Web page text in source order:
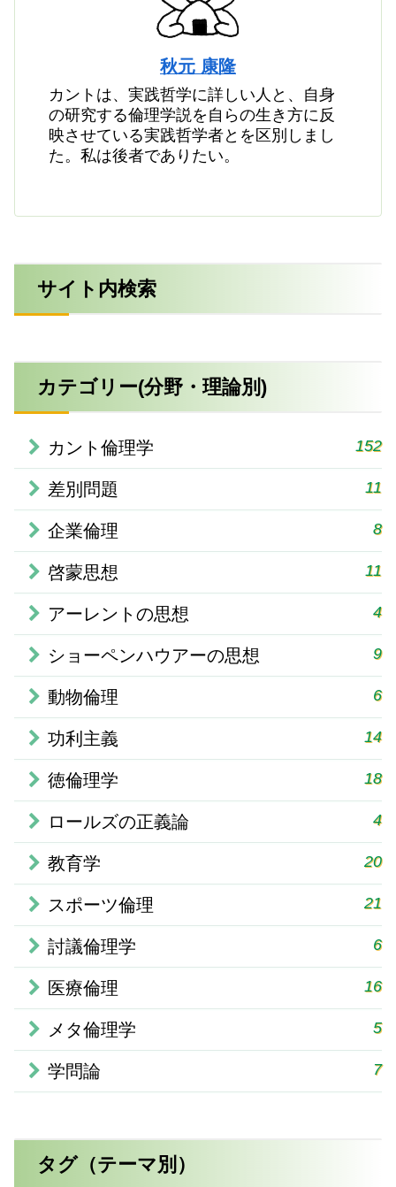
秋元 康隆
カントは、実践哲学に詳しい人と、自身
の研究する倫理学説を自らの生き方に反
映させている実践哲学者とを区別しまし
た。私は後者でありたい。
サイト内検索
カテゴリー(分野・理論別)
カント倫理学 152
差別問題 11
企業倫理 8
啓蒙思想 11
アーレントの思想 4
ショーペンハウアーの思想 9
動物倫理 6
功利主義 14
徳倫理学 18
ロールズの正義論 4
教育学 20
スポーツ倫理 21
討議倫理学 6
医療倫理 16
メタ倫理学 5
学問論 7
タグ（テーマ別）